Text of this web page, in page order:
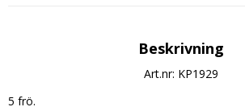
Beskrivning
Art.nr: KP1929